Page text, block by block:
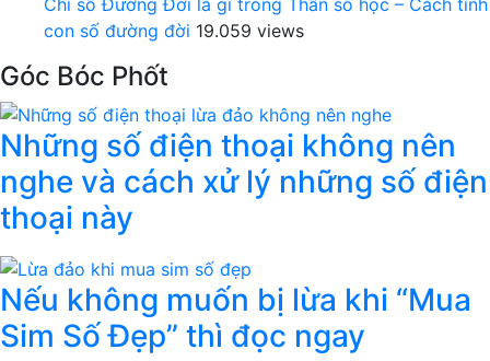
con số đường đời 19.059 views
Góc Bóc Phốt
Những số điện thoại không nên
nghe và cách xử lý những số điện
thoại này
Nếu không muốn bị lừa khi “Mua
Sim Số Đẹp” thì đọc ngay